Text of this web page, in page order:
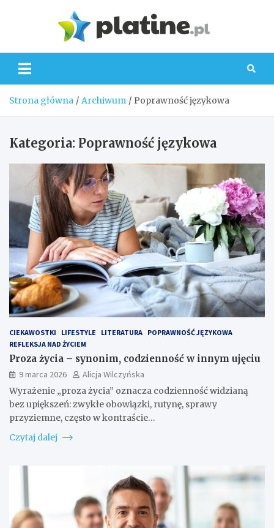
Strona główna Archiwum Poprawność językowa
Kategoria: Poprawność językowa
CIEKAWOSTKI LIFESTYLE LITERATURA POPRAWNOŚĆ JĘZYKOWA
REFLEKSJA NAD ŻYCIEM
Proza życia – synonim, codzienność w innym ujęciu
9 marca 2026
Alicja Wilczyńska
Wyrażenie „proza życia” oznacza codzienność widzianą
bez upiększeń: zwykłe obowiązki, rutynę, sprawy
przyziemne, często w kontraście…
Czytaj dalej